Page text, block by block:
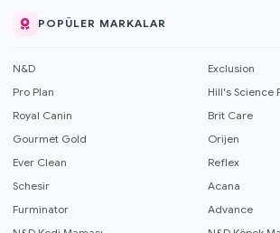
POPÜLER MARKALAR
N&D
Exclusion
Pro Plan
Hill's Science
Royal Canin
Brit Care
Gourmet Gold
Orijen
Ever Clean
Reflex
Schesir
Acana
Furminator
Advance